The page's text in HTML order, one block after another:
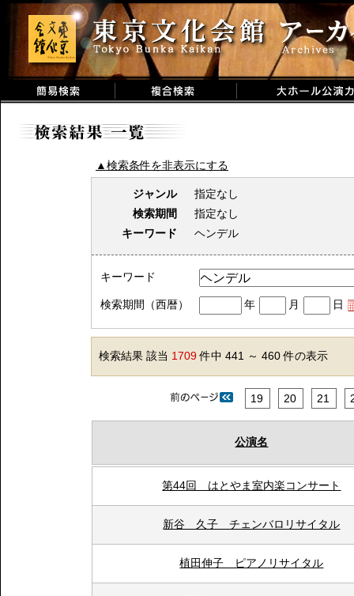
▲検索条件を非表示にする
ジャンル
指定なし
検索期間
指定なし
キーワード
ヘンデル
キーワード
検索期間（西暦） 年 月 日
検索結果 該当 1709件中 441 ～ 460 件の表示
19 20 21
公演名
第44回 はとやま室内楽コンサート
新谷 久子 チェンバロリサイタル
植田伸子 ピアノリサイタル